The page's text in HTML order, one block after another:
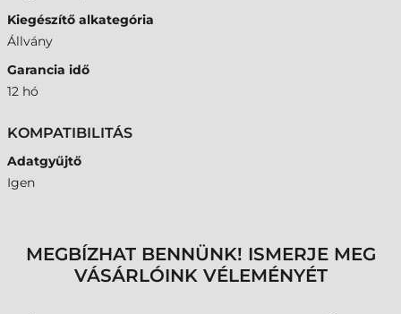
Kiegészítő alkategória
Állvány
Garancia idő
12 hó
KOMPATIBILITÁS
Adatgyűjtő
Igen
MEGBÍZHAT BENNÜNK! ISMERJE MEG
VÁSÁRLÓINK VÉLEMÉNYÉT